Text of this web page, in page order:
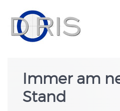
Immer am
Stand